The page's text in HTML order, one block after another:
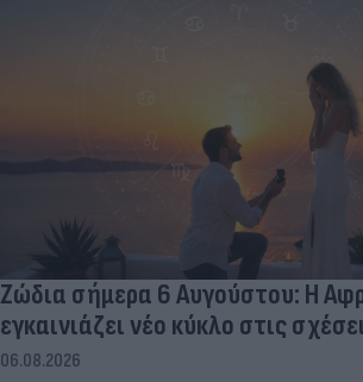
Ζώδια σήμερα 6 Αυγούστου: Η
εγκαινιάζει νέο κύκλο στις
06.08.2026